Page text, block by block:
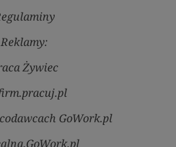
Reklamy:
Żywiec
GoWork.pl